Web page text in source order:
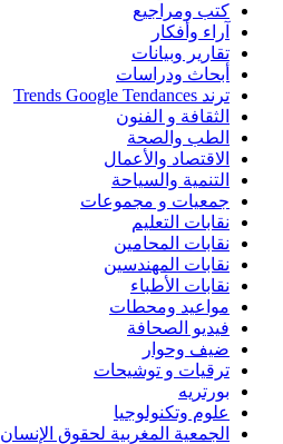
كتب ومراجيع
آراء وأفكار
تقارير وبيانات
أبحاث ودراسات
ترند Trends Google Tendances
الثقافة و الفنون
الطب والصحة
الاقتصاد والأعمال
التنمية والسياحة
جمعيات و مجموعات
نقابات التعليم
نقابات المحامين
نقابات المهندسين
نقابات الأطباء
مواعيد ومحطات
فيديو الصحافة
ضيف وحوار
ترقيات و توشيحات
بورتريه
علوم وتكنولوجيا
الجمعية المغربية لحقوق الإنسان